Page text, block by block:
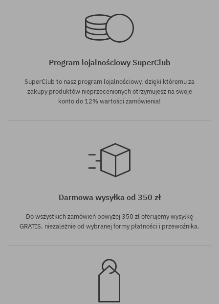
Program lojalnościowy SuperClub
SuperClub to nasz program lojalnościowy, dzięki któremu za
zakupy produktów nieprzecenionych otrzymujesz na swoje
konto do 12% wartości zamówienia!
Darmowa wysyłka od 350 zł
Do wszystkich zamówień powyżej 350 zł oferujemy wysyłkę
GRATIS, niezależnie od wybranej formy płatności i przewoźnika.